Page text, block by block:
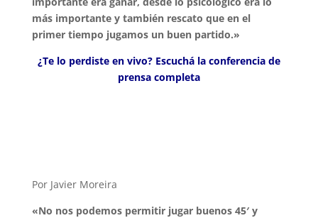
más importante y también rescato que en el
primer tiempo jugamos un buen partido.»
¿Te lo perdiste en vivo? Escuchá la conferencia de
prensa completa
Por Javier Moreira
«No nos podemos permitir jugar buenos 45′ y